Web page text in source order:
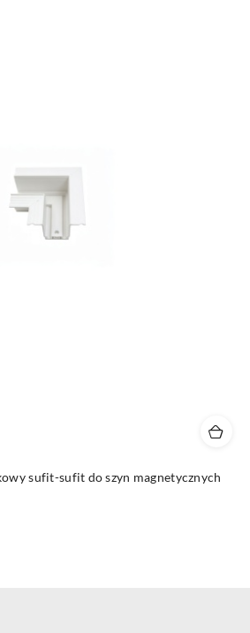
sufit-sufit do szyn magnetycznych